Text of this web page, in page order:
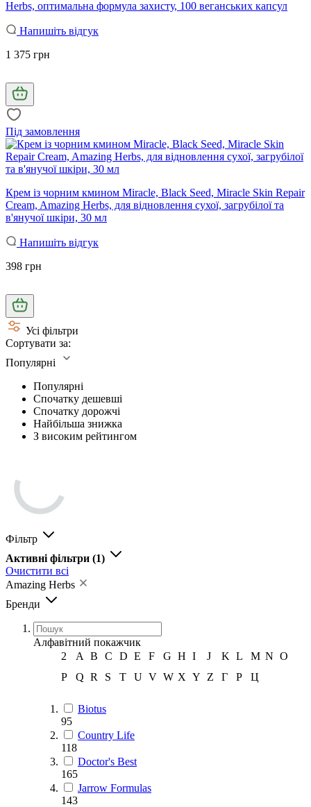
Herbs, оптимальна формула захисту, 100 веганських капсул
Напишіть відгук
1 375 грн
Під замовлення
Крем із чорним кмином Miracle, Black Seed, Miracle Skin Repair
Cream, Amazing Herbs, для відновлення сухої, загрубілої та
в'янучої шкіри, 30 мл
Напишіть відгук
398 грн
Усі фільтри
Сортувати за:
Популярні
Популярні
Спочатку дешевші
Спочатку дорожчі
Найбільша знижка
З високим рейтингом
Фільтр
Активні фільтри (1)
Очистити всі
Amazing Herbs
Бренди
Алфавітний покажчик
2
A B C D E F G H I J K L M N O
P
Q R S T U V W X Y Z Г Р Ц
Biotus
95
Country Life
118
Doctor's Best
165
Jarrow Formulas
143